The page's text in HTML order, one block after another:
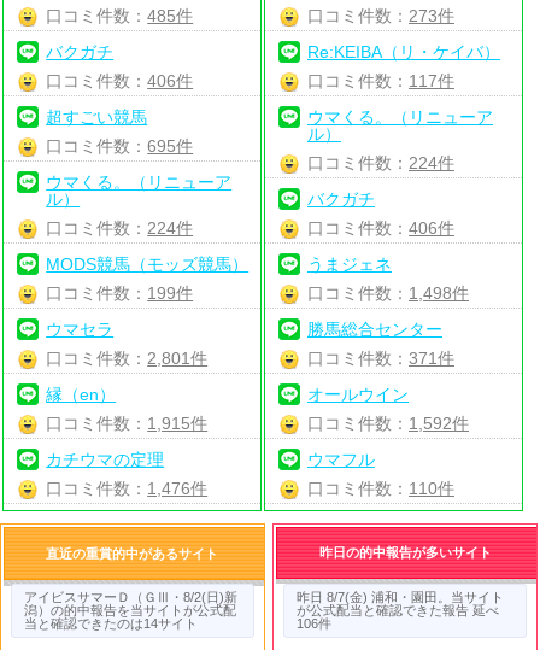
口コミ件数：485件
バクガチ
口コミ件数：406件
超すごい競馬
口コミ件数：695件
ウマくる。（リニューア
ル）
口コミ件数： 224件
MODS競馬（モッズ競馬）
口コミ件数： 199件
ウマセラ
口コミ件数： 2,801件
縁（en）
口コミ件数： 1,915件
カチウマの定理
口コミ件数： 1,476件
口コミ件数： 273件
Re:KEIBA（リ・ケイバ）
口コミ件数： 117件
ウマくる。（リニューア
ル）
口コミ件数： 224件
バクガチ
口コミ件数： 406件
うまジェネ
口コミ件数： 1,498件
勝馬総合センター
口コミ件数： 371件
オールウイン
口コミ件数： 1,592件
ウマフル
口コミ件数： 110件
直近の重賞的中があるサイト
アイビスサマーＤ（ＧⅢ・8/2(日)新
潟）の的中報告を当サイトが公式配
当と確認できたのは14サイト
昨日の的中報告が多いサイト
昨日 8/7(金) 浦和・園田。当サイト
が公式配当と確認できた報告 延べ
106件